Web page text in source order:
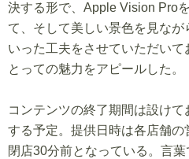
決する形で、Apple Vision Pro
て、そして美しい景色を見なが
いった工夫をさせていただい
とっての魅力をアピールした。
コンテンツの終了期間は設け
する予定。提供日時は各店舗
閉店30分前となっている。言